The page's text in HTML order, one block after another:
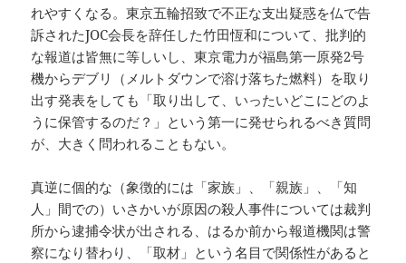
れやすくなる。東京五輪招致で不正な支出疑惑を仏で告
訴されたJOC会長を辞任した竹田恆和について、批判的
な報道は皆無に等しいし、東京電力が福島第一原発2号
機からデブリ（メルトダウンで溶け落ちた燃料）を取り
出す発表をしても「取り出して、いったいどこにどのよ
うに保管するのだ？」という第一に発せられるべき質問
が、大きく問われることもない。
真逆に個的な（象徴的には「家族」、「親族」、「知
人」間での）いさかいが原因の殺人事件については裁判
所から逮捕令状が出される、はるか前から報道機関は警
察になり替わり、「取材」という名目で関係性があると